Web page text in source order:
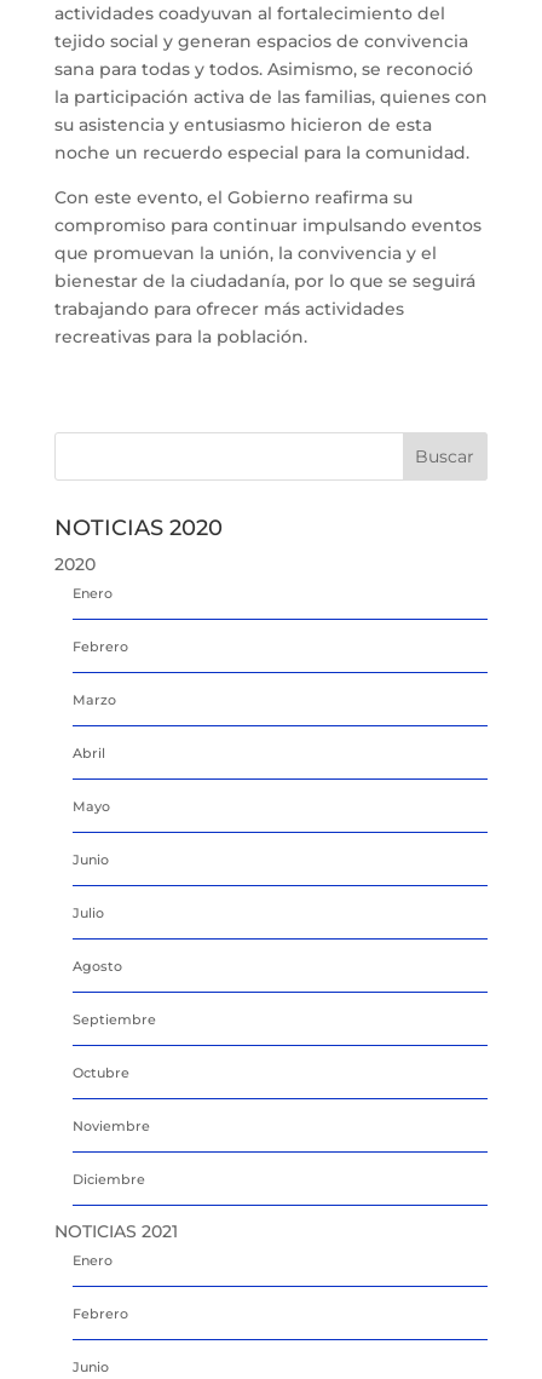
actividades coadyuvan al fortalecimiento del
tejido social y generan espacios de convivencia
sana para todas y todos. Asimismo, se reconoció
la participación activa de las familias, quienes con
su asistencia y entusiasmo hicieron de esta
noche un recuerdo especial para la comunidad.
Con este evento, el Gobierno reafirma su
compromiso para continuar impulsando eventos
que promuevan la unión, la convivencia y el
bienestar de la ciudadanía, por lo que se seguirá
trabajando para ofrecer más actividades
recreativas para la población.
NOTICIAS 2020
2020
Enero
Febrero
Marzo
Abril
Mayo
Junio
Julio
Agosto
Septiembre
Octubre
Noviembre
Diciembre
NOTICIAS 2021
Enero
Febrero
Junio